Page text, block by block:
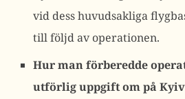
vid dess huvudsakliga
till följd av operationen.
Hur man förberedde
utförlig uppgift om på Kyiv